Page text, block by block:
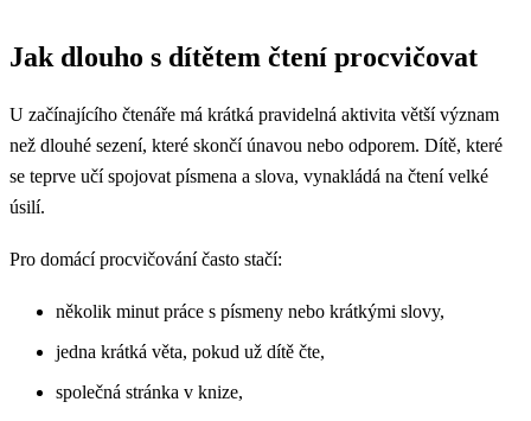
Jak dlouho s dítětem čtení procvičovat
U začínajícího čtenáře má krátká pravidelná aktivita větší význam
než dlouhé sezení, které skončí únavou nebo odporem. Dítě, které
se teprve učí spojovat písmena a slova, vynakládá na čtení velké
úsilí.
Pro domácí procvičování často stačí:
několik minut práce s písmeny nebo krátkými slovy,
jedna krátká věta, pokud už dítě čte,
společná stránka v knize,